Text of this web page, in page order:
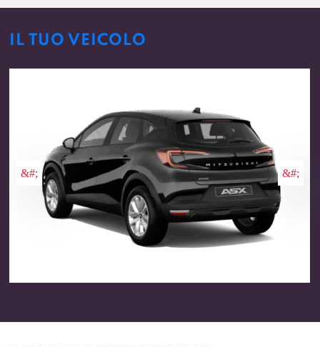
IL TUO VEICOLO